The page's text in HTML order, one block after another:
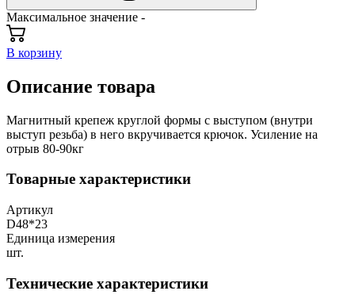
Максимальное значение -
В корзину
Описание товара
Магнитный крепеж круглой формы с выступом (внутри
выступ резьба) в него вкручивается крючок. Усиление на
отрыв 80-90кг
Товарные характеристики
Артикул
D48*23
Единица измерения
шт.
Технические характеристики